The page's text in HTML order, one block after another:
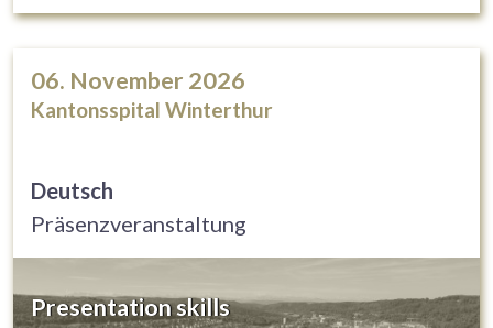
06. November 2026
Kantonsspital Winterthur
Deutsch
Präsenzveranstaltung
Presentation skills